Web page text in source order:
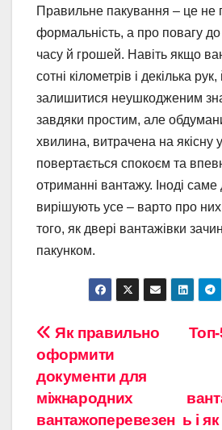
Правильне пакування – це не
формальність, а про повагу
часу й грошей. Навіть якщо
сотні кілометрів і декілька
залишитися неушкодженим
завдяки простим, але
хвилина, витрачена на якісну
повертається спокоєм та
отриманні вантажу. Іноді саме
вирішують усе – варто про
того, як двері вантажівки
пакунком.
Навигация
по
записям
ь і
Як правильно
оформити
документи для
міжнародних
вантажоперевезен